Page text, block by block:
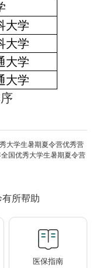
大学
大学
大学
大学
大学生暑期夏令营优秀营
国优秀大学生暑期夏令营
所帮助
医保指南